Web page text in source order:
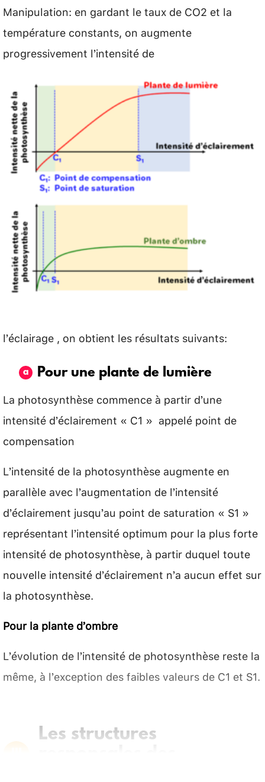
Manipulation: en gardant le taux de CO2 et la
température constants, on augmente
progressivement l’intensité de
l’éclairage , on obtient les résultats suivants:
Pour une plante de lumière
La photosynthèse commence à partir d’une
intensité d’éclairement « C1 » appelé point de
compensation
L’intensité de la photosynthèse augmente en
parallèle avec l’augmentation de l’intensité
d’éclairement jusqu’au point de saturation « S1 »
représentant l’intensité optimum pour la plus forte
intensité de photosynthèse, à partir duquel toute
nouvelle intensité d’éclairement n’a aucun effet sur
la photosynthèse.
Pour la plante d’ombre
L’évolution de l’intensité de photosynthèse reste la
même, à l’exception des faibles valeurs de C1 et S1.
Les structures